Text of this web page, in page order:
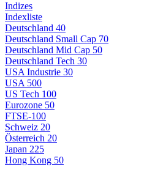
Indizes
Indexliste
Deutschland 40
Deutschland Small Cap 70
Deutschland Mid Cap 50
Deutschland Tech 30
USA Industrie 30
USA 500
US Tech 100
Eurozone 50
FTSE-100
Schweiz 20
Österreich 20
Japan 225
Hong Kong 50